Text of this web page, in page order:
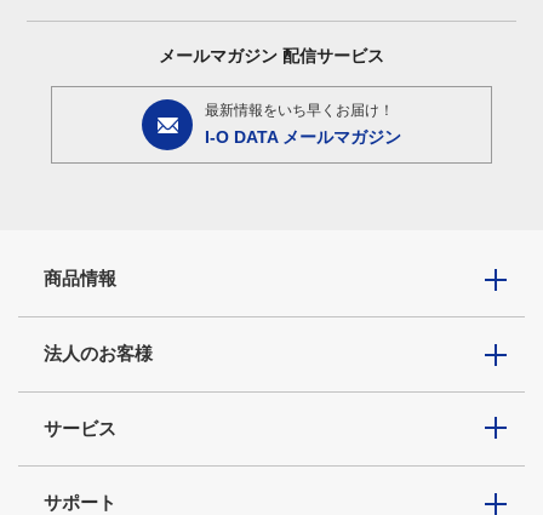
メールマガジン 配信サービス
最新情報をいち早くお届け！
I-O DATA メールマガジン
商品情報
法人のお客様
サービス
サポート